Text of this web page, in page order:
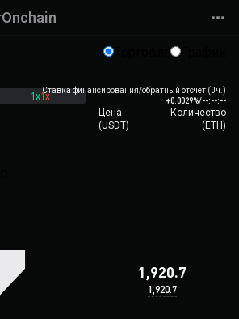
Onchain
1x1x
Ставка финансирования/обратный отсчет (0 ч.)
+0.0029%/--:--:--
Цена
(USDT)
Количество
( ETH)
1,920.7
1,920.7